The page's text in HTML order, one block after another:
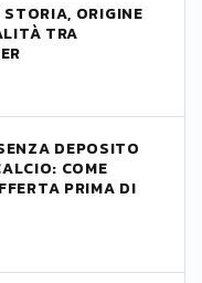
ORIGINE
TRA
DEPOSITO
COME
PRIMA DI